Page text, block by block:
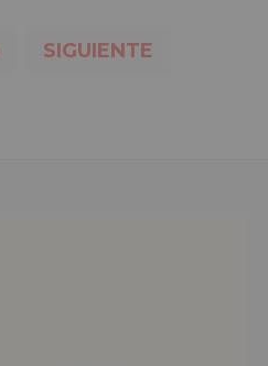
SIGUIENTE